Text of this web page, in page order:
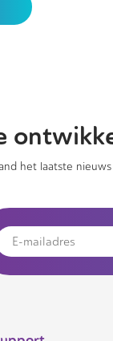
het laatste